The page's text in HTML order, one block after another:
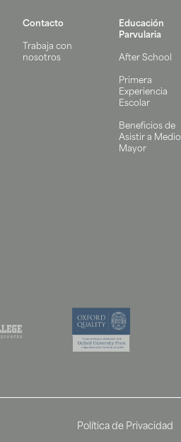
Contacto
Trabaja con
nosotros
Educación
Parvularia
After School
Primera
Experiencia
Escolar
Beneficios de
Asistir a Medio
Mayor
Política de Privacidad